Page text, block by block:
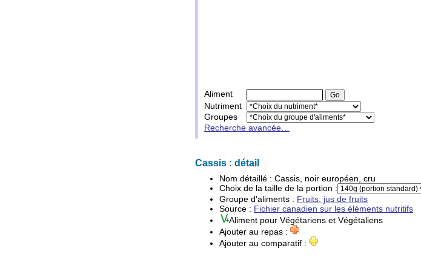
Aliment
Nutriment
Groupes
Recherche avancée…
Cassis : détail
Nom détaillé : Cassis, noir européen, cru
Choix de la taille de la portion :
Groupe d'aliments : Fruits, jus de fruits
Source : Fichier canadien sur les éléments nutritifs
Aliment pour Végétariens et Végétaliens
Ajouter au repas :
Ajouter au comparatif :